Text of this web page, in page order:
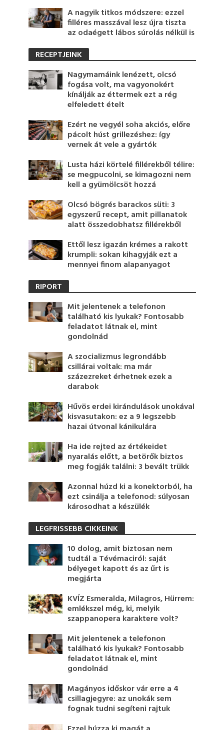
A nagyik titkos módszere: ezzel
filléres masszával lesz újra tiszta
az odaégett lábos súrolás nélkül is
RECEPTJEINK
Nagymamáink lenézett, olcsó
fogása volt, ma vagyonokért
kínálják az éttermek ezt a rég
elfeledett ételt
Ezért ne vegyél soha akciós, előre
pácolt húst grillezéshez: így
vernek át vele a gyártók
Lusta házi körtelé fillérekből télire:
se megpucolni, se kimagozni nem
kell a gyümölcsöt hozzá
Olcsó bögrés barackos süti: 3
egyszerű recept, amit pillanatok
alatt összedobhatsz fillérekből
Ettől lesz igazán krémes a rakott
krumpli: sokan kihagyják ezt a
mennyei finom alapanyagot
RIPORT
Mit jelentenek a telefonon
található kis lyukak? Fontosabb
feladatot látnak el, mint
gondolnád
A szocializmus legrondább
csillárai voltak: ma már
százezreket érhetnek ezek a
darabok
Hűvös erdei kirándulások unokával
kisvasutakon: ez a 9 legszebb
hazai útvonal kánikulára
Ha ide rejted az értékeidet
nyaralás előtt, a betörők biztos
meg fogják találni: 3 bevált trükk
Azonnal húzd ki a konektorból, ha
ezt csinálja a telefonod: súlyosan
károsodhat a készülék
LEGFRISSEBB CIKKEINK
10 dolog, amit biztosan nem
tudtál a Tévémaciról: saját
bélyeget kapott és az űrt is
megjárta
KVÍZ Esmeralda, Milagros, Hürrem:
emlékszel még, ki, melyik
szappanopera karaktere volt?
Mit jelentenek a telefonon
található kis lyukak? Fontosabb
feladatot látnak el, mint
gondolnád
Magányos időskor vár erre a 4
csillagjegyre: az unokák sem
fognak tudni segíteni rajtuk